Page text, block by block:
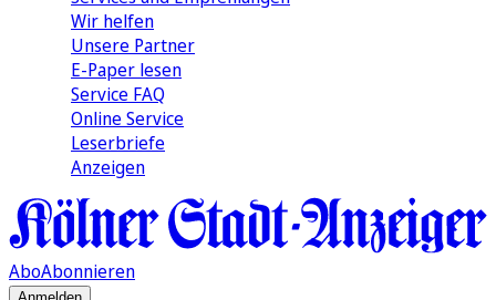
Wir helfen
Unsere Partner
E-Paper lesen
Service FAQ
Online Service
Leserbriefe
Anzeigen
AboAbonnieren